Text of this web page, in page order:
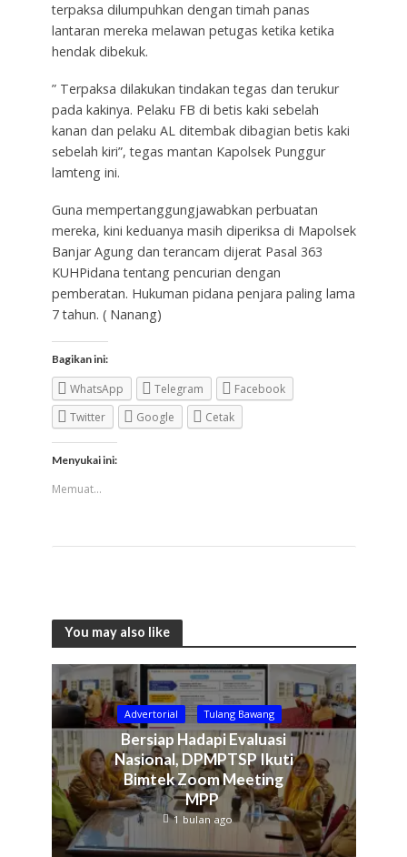
terpaksa dilumpuhkan dengan timah panas
lantaran mereka melawan petugas ketika ketika
hendak dibekuk.
” Terpaksa dilakukan tindakan tegas dan terukur
pada kakinya. Pelaku FB di betis kaki sebelah
kanan dan pelaku AL ditembak dibagian betis kaki
sebelah kiri”, tegas mantan Kapolsek Punggur
lamteng ini.
Guna mempertanggungjawabkan perbuatan
mereka, kini keduanya masih diperiksa di Mapolsek
Banjar Agung dan terancam dijerat Pasal 363
KUHPidana tentang pencurian dengan
pemberatan. Hukuman pidana penjara paling lama
7 tahun. ( Nanang)
Bagikan ini:
WhatsApp Telegram
Facebook
Twitter
Google Cetak
Menyukai ini:
Memuat...
You may also like
Advertorial Tulang Bawang
Bersiap Hadapi Evaluasi
Nasional, DPMPTSP Ikuti
Bimtek Zoom Meeting
MPP
1 bulan ago